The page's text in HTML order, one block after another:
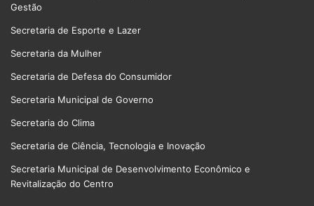
Gestão
Secretaria de Esporte e Lazer
Secretaria da Mulher
Secretaria de Defesa do Consumidor
Secretaria Municipal de Governo
Secretaria do Clima
Secretaria de Ciência, Tecnologia e Inovação
Secretaria Municipal de Desenvolvimento Econômico e
Revitalização do Centro